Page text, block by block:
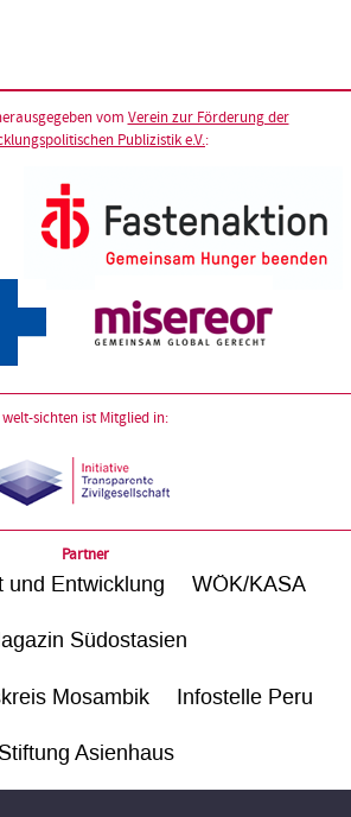
vom Verein zur Förderung der
Publizistik e.V.:
welt-sichten ist Mitglied in:
Partner
und Entwicklung WÖK/KASA
Südostasien
Mosambik Infostelle Peru
Stiftung Asienhaus